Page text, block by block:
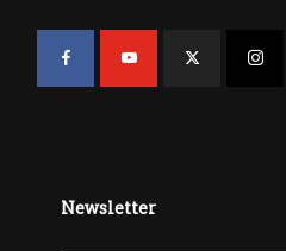
Newsletter